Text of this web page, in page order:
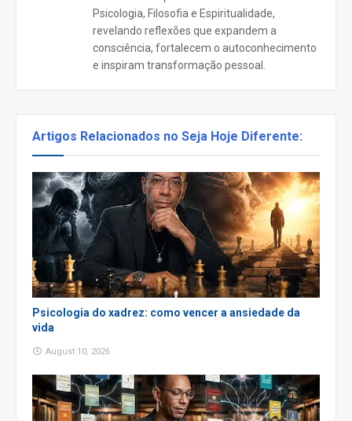
Psicologia, Filosofia e Espiritualidade,
revelando reflexões que expandem a
consciência, fortalecem o autoconhecimento
e inspiram transformação pessoal.
Artigos Relacionados no Seja Hoje Diferente:
Psicologia do xadrez: como vencer a ansiedade da
vida
August 10, 2026